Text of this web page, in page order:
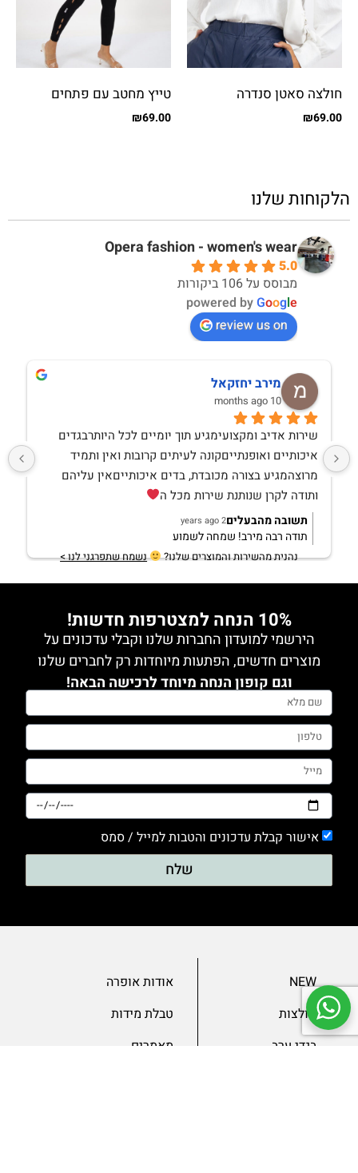
חולצה סאטן סנדרה
₪69.00
טייץ מחטב עם פתחים
ודפוס₪69.00
הלקוחות שלנו
Opera fashion - women's wear
5.0
מבוסס על 106 ביקורות
powered byGoogle
review us on
מירב יחזקאל
10 months ago
ותודה לקרן שנותנת שירות מכל ה
תשובה מהבעלים2 years ago
תודה רבה מירב! שמחה לשמוע
נהנית מהשירות והמוצרים שלנו? נשמח שתפרגני לנו >
10% הנחה למצטרפות חדשות!
הירשמי למועדון החברות שלנו וקבלי עדכונים על
מוצרים חדשים, הפתעות מיוחדות רק לחברים שלנו
וגם קופון הנחה מיוחד לרכישה הבאה!
אישור קבלת עדכונים והטבות למייל / סמס
שלח
NEW
חולצות
בגדי ערב
אודות אופרה
טבלת מידות
מאמרים